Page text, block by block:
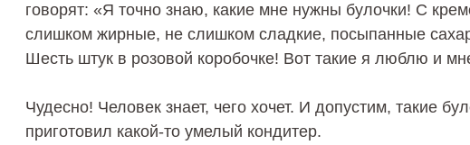
говорят: «Я точно знаю, какие мне нужны булочки! С
слишком жирные, не слишком сладкие, посыпанные
Шесть штук в розовой коробочке! Вот такие я люблю и
Чудесно! Человек знает, чего хочет. И допустим, такие
приготовил какой-то умелый кондитер.